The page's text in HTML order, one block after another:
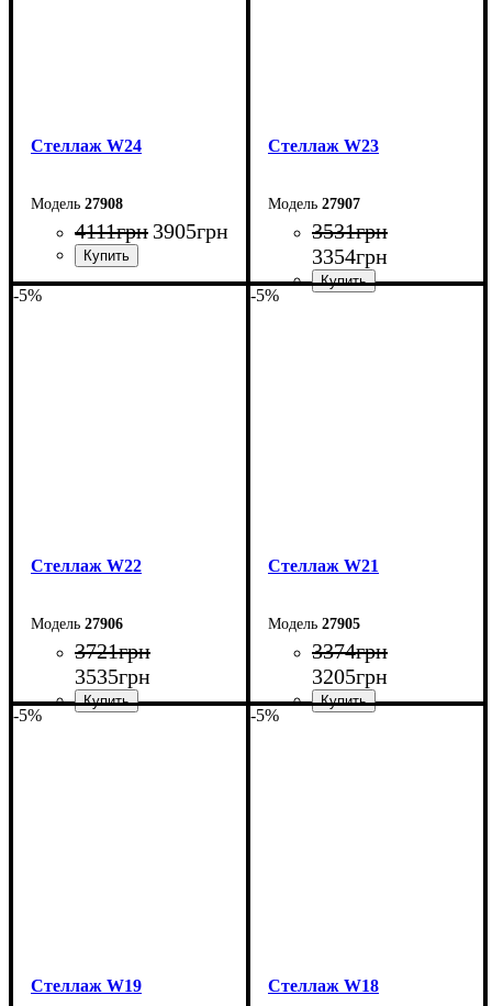
Стеллаж W24
27908
4111грн 3905грн
Стеллаж W23
27907
3531грн
3354грн
-5%
Стеллаж W22
27906
3721грн
3535грн
-5%
Стеллаж W21
27905
3374грн
3205грн
-5%
Стеллаж W19
-5%
Стеллаж W18